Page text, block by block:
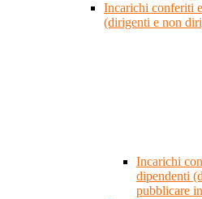
Incarichi conferiti
(dirigenti e non
Incarichi
dipendenti
pubblicare